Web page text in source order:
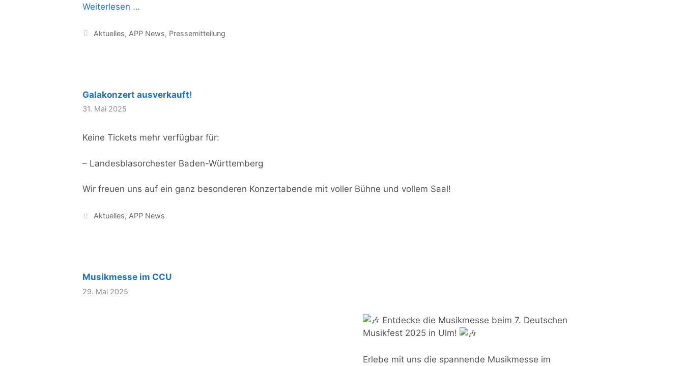
Weiterlesen …
Kategorien
Aktuelles, APP News, Pressemitteilung
Galakonzert ausverkauft!
31. Mai 2025
Keine Tickets mehr verfügbar für:
– Landesblasorchester Baden-Württemberg
Wir freuen uns auf ein ganz besonderen Konzertabende mit voller Bühne und vollem Saal!
Kategorien
Aktuelles, APP News
Musikmesse im CCU
29. Mai 2025
Entdecke die Musikmesse beim 7. Deutschen
Musikfest 2025 in Ulm!
Erlebe mit uns die spannende Musikmesse im